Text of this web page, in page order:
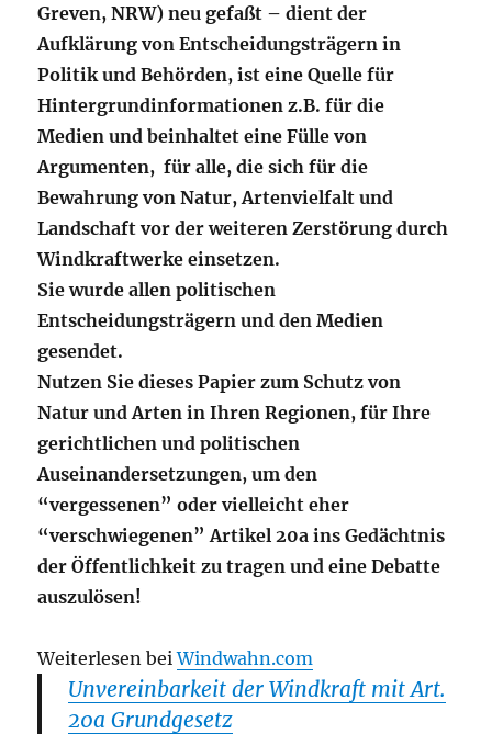
Greven, NRW) neu gefaßt – dient der
Aufklärung von Entscheidungsträgern in
Politik und Behörden, ist eine Quelle für
Hintergrundinformationen z.B. für die
Medien und beinhaltet eine Fülle von
Argumenten, für alle, die sich für die
Bewahrung von Natur, Artenvielfalt und
Landschaft vor der weiteren Zerstörung durch
Windkraftwerke einsetzen.
Sie wurde allen politischen
Entscheidungsträgern und den Medien
gesendet.
Nutzen Sie dieses Papier zum Schutz von
Natur und Arten in Ihren Regionen, für Ihre
gerichtlichen und politischen
Auseinandersetzungen, um den
“vergessenen” oder vielleicht eher
“verschwiegenen” Artikel 20a ins Gedächtnis
der Öffentlichkeit zu tragen und eine Debatte
auszulösen!
Weiterlesen beiWindwahn.com
Unvereinbarkeit der Windkraft mit Art.
20a Grundgesetz